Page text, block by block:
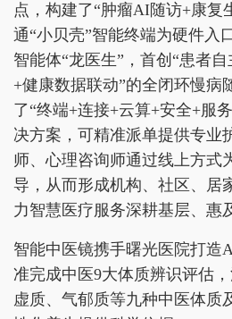
点，构建了“肿瘤AI随访+康复
通“小贝壳”智能终端为硬件入
智能体“龙医生”，首创“患者
+健康数据联动”的全闭环慢病
了“终端+连接+云算+安全+服
决方案，可精准派单提供专业
师、心理咨询师通过线上方式
导，从而形成机构、社区、居
力智慧医疗服务深耕基层、惠
智能中医镜携手曙光医院打造
准完成中医9大体质辨识评估
虚质、气郁质等九种中医体质